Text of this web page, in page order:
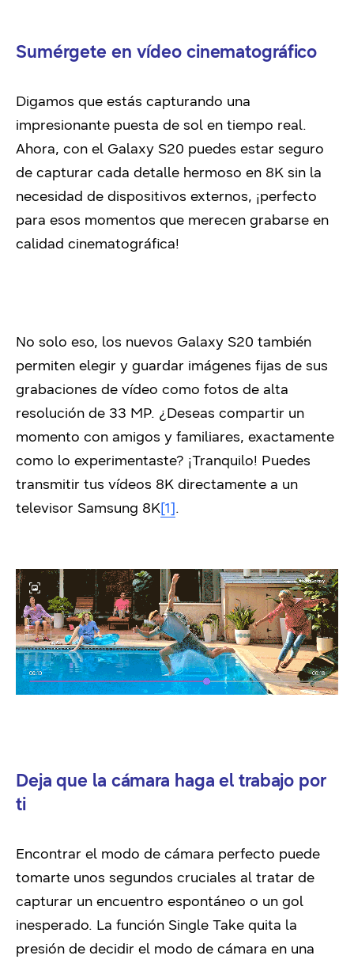
Sumérgete en vídeo cinematográfico
Digamos que estás capturando una
impresionante puesta de sol en tiempo real.
Ahora, con el Galaxy S20 puedes estar seguro
de capturar cada detalle hermoso en 8K sin la
necesidad de dispositivos externos, ¡perfecto
para esos momentos que merecen grabarse en
calidad cinematográfica!
No solo eso, los nuevos Galaxy S20 también
permiten elegir y guardar imágenes fijas de sus
grabaciones de vídeo como fotos de alta
resolución de 33 MP. ¿Deseas compartir un
momento con amigos y familiares, exactamente
como lo experimentaste? ¡Tranquilo! Puedes
transmitir tus vídeos 8K directamente a un
televisor Samsung 8K[1].
Deja que la cámara haga el trabajo por
ti
Encontrar el modo de cámara perfecto puede
tomarte unos segundos cruciales al tratar de
capturar un encuentro espontáneo o un gol
inesperado. La función Single Take quita la
presión de decidir el modo de cámara en una